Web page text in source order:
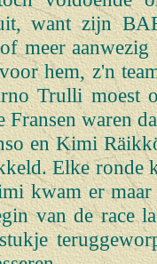
want zijn
meer
hem, z'n
Trulli moest
Fransen waren
en Kimi
Elke ronde
kwam er
van de race